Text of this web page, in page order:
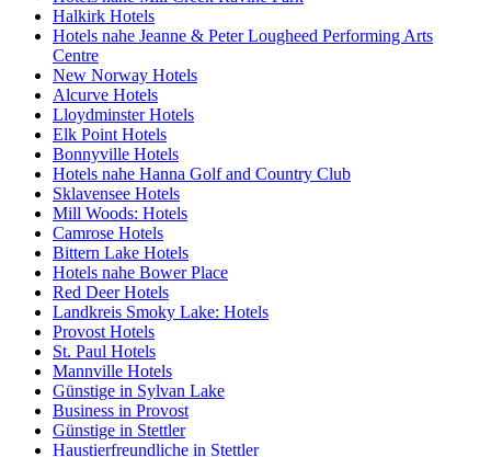
Halkirk Hotels
Hotels nahe Jeanne & Peter Lougheed Performing Arts
Centre
New Norway Hotels
Alcurve Hotels
Lloydminster Hotels
Elk Point Hotels
Bonnyville Hotels
Hotels nahe Hanna Golf and Country Club
Sklavensee Hotels
Mill Woods: Hotels
Camrose Hotels
Bittern Lake Hotels
Hotels nahe Bower Place
Red Deer Hotels
Landkreis Smoky Lake: Hotels
Provost Hotels
St. Paul Hotels
Mannville Hotels
Günstige in Sylvan Lake
Business in Provost
Günstige in Stettler
Haustierfreundliche in Stettler